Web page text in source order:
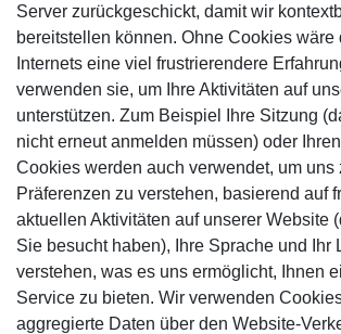
Server zurückgeschickt, damit wir
bereitstellen können. Ohne Cookies wäre
Internets eine viel frustrierendere
verwenden sie, um Ihre Aktivitäten auf
unterstützen. Zum Beispiel Ihre Sitzung
nicht erneut anmelden müssen) oder
Cookies werden auch verwendet, um uns
Präferenzen zu verstehen, basierend auf
aktuellen Aktivitäten auf unserer Website
Sie besucht haben), Ihre Sprache und Ihr
verstehen, was es uns ermöglicht, Ihnen
Service zu bieten. Wir verwenden
aggregierte Daten über den Website-